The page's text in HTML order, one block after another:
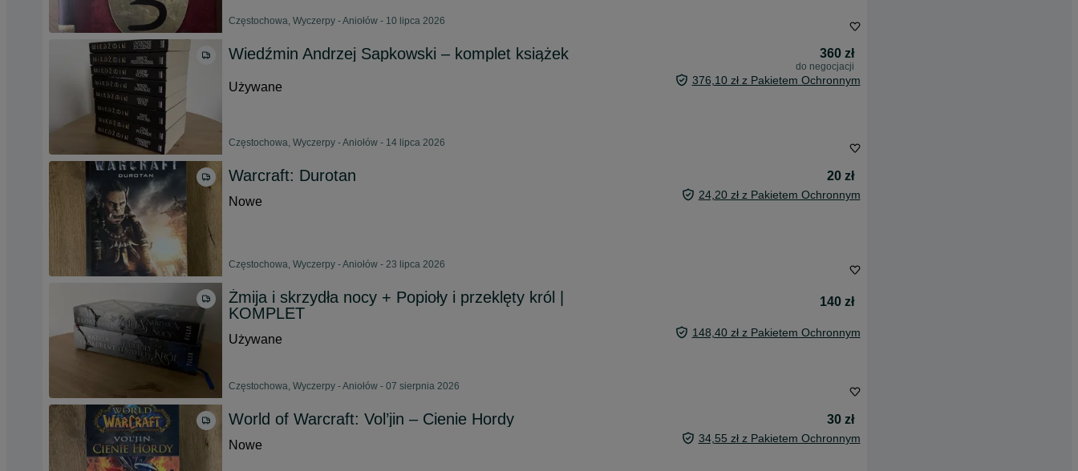
Częstochowa, Wyczerpy - Aniołów - 10 lipca 2026
Wiedźmin Andrzej Sapkowski – komplet książek 360 zł
do negocjacji
Używane 376,10 zł z Pakietem Ochronnym
Częstochowa, Wyczerpy - Aniołów - 14 lipca 2026
Warcraft: Durotan
20 zł
Nowe
24,20 zł z Pakietem Ochronnym
Częstochowa, Wyczerpy - Aniołów - 23 lipca 2026
Żmija i skrzydła nocy + Popioły i przeklęty król |
KOMPLET
140 zł
Używane 148,40 zł z Pakietem Ochronnym
Częstochowa, Wyczerpy - Aniołów - 07 sierpnia 2026
World of Warcraft: Vol’jin – Cienie Hordy
30 zł
Nowe
34,55 zł z Pakietem Ochronnym